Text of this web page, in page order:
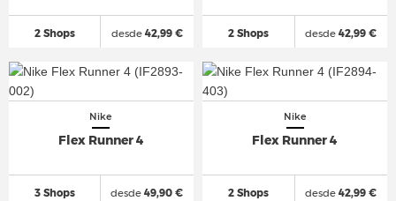
2 Shops desde42,99 € 2 Shops desde 42,99 €
Nike
Flex Runner 4
3 Shops desde 49,90 €
Nike
Flex Runner 4
2 Shops desde 42,99 €